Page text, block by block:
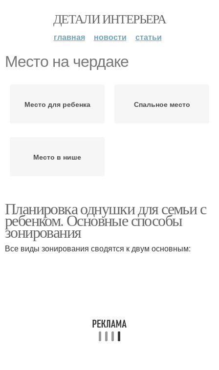
ДЕТАЛИ ИНТЕРЬЕРА
главная новости статьи
Место на чердаке
Место для ребенка Спальное место
Место в нише
Планировка однушки для семьи с
ребенком. Основные способы
зонирования
Все виды зонирования сводятся к двум основным: